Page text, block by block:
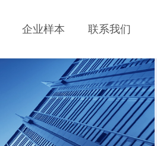
企业样本 联系我们